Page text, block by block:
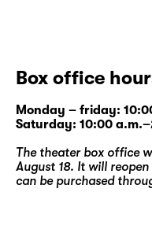
Box office
Monday – friday:
Saturday: 10:00
The theater box office
August 18. It will reopen
can be purchased